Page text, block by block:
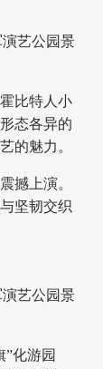
艺公园景
比特人小
态各异的
的魅力。
撼上演。
坚韧交织
艺公园景
化游园